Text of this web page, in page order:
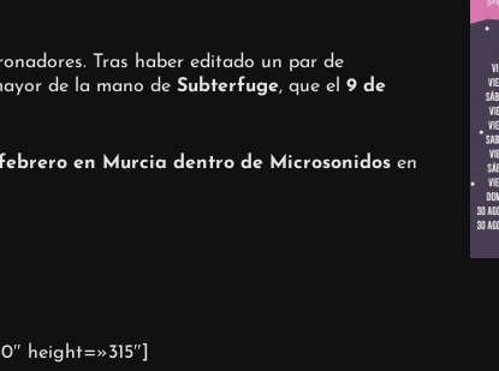
Tras haber editado un par de
de la mano de Subterfuge, que el 9 de
en Murcia dentro de Microsonidosen
height=»315″]